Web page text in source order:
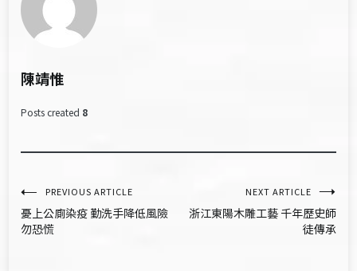
陳靖惟
Posts created 8
文
章
PREVIOUS ARTICLE
憂上公廁染疫 勤洗手降低風險
勿恐慌
NEXT ARTICLE
浙江東陽木雕工藝 千年歷史師
徒傳承